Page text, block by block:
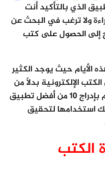
الذي بالتأكيد أنت
ولا ترغب في البحث عن
إلى الحصول على كتب
الأيام حيث يوجد الكثير
الإلكترونية بدلاً من
الكتب التقليدية ، و هنا ، سنقوم بإدراج 10 من أفضل تطبيق
استخدامها لتحقيق
الكتب